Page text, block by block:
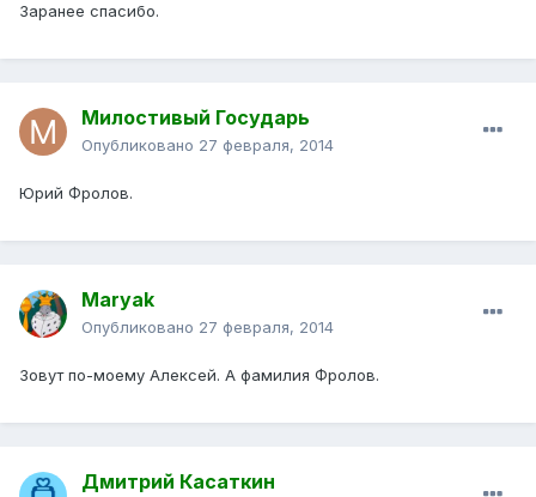
Заранее спасибо.
Милостивый Государь
Опубликовано 27 февраля, 2014
Юрий Фролов.
Maryak
Опубликовано 27 февраля, 2014
Зовут по-моему Алексей. А фамилия Фролов.
Дмитрий Касаткин